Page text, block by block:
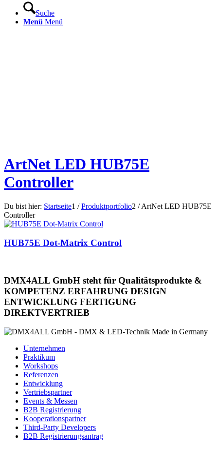
Suche
Menü Menü
ArtNet LED HUB75E
Controller
Du bist hier: Startseite1 / Produktportfolio2 / ArtNet LED HUB75E
Controller
HUB75E Dot-Matrix Control
DMX4ALL GmbH steht für Qualitätsprodukte &
KOMPETENZ ERFAHRUNG DESIGN
ENTWICKLUNG FERTIGUNG
DIREKTVERTRIEB
Unternehmen
Praktikum
Workshops
Referenzen
Entwicklung
Vertriebspartner
Events & Messen
B2B Registrierung
Kooperationspartner
Third-Party Developers
B2B Registrierungsantrag